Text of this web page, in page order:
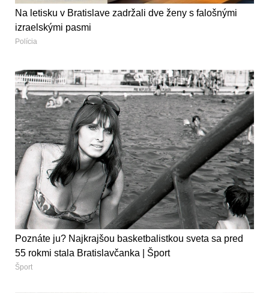
Na letisku v Bratislave zadržali dve ženy s falošnými
izraelskými pasmi
Polícia
Poznáte ju? Najkrajšou basketbalistkou sveta sa pred
55 rokmi stala Bratislavčanka | Šport
Šport